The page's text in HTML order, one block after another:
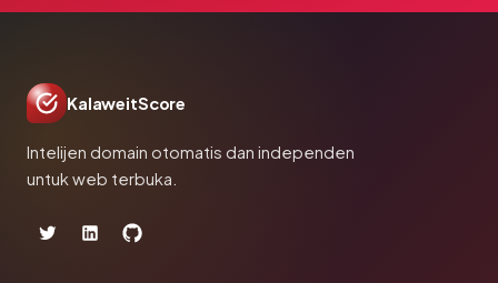
KalaweitScore
Intelijen domain otomatis dan independen
untuk web terbuka.